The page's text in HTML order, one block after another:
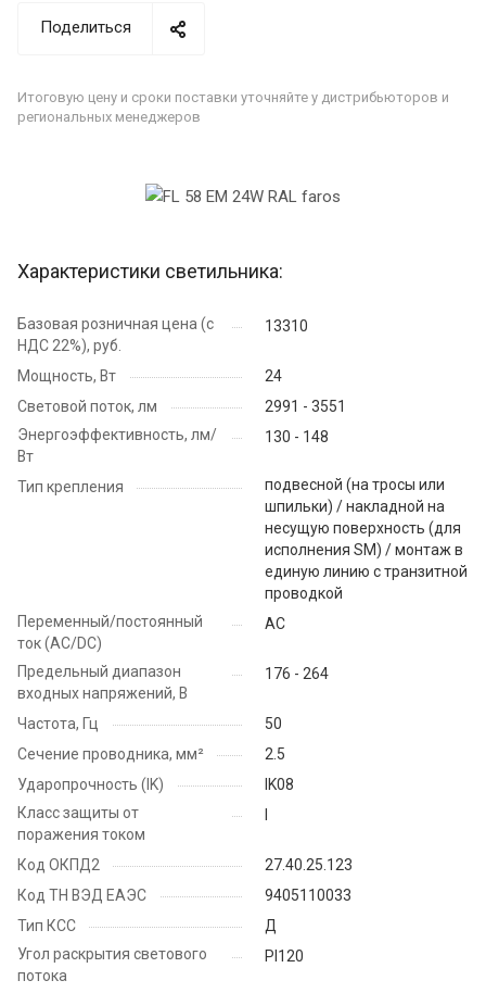
Поделиться
Итоговую цену и сроки поставки уточняйте у дистрибьюторов и
региональных менеджеров
Характеристики светильника:
Базовая розничная цена (с
НДС 22%), руб.
13310
Мощность, Вт
24
Световой поток, лм
2991 - 3551
Энергоэффективность, лм/
Вт
130 - 148
Тип крепления
подвесной (на тросы или
шпильки) / накладной на
несущую поверхность (для
исполнения SM) / монтаж в
единую линию с транзитной
проводкой
Переменный/постоянный
ток (AC/DC)
AC
Предельный диапазон
входных напряжений, В
176 - 264
Частота, Гц
50
Сечение проводника, мм²
2.5
Ударопрочность (IK)
IK08
Класс защиты от
поражения током
Код ОКПД2
27.40.25.123
Код ТН ВЭД ЕАЭС
9405110033
Тип КСС
Д
Угол раскрытия светового
потока
PI120